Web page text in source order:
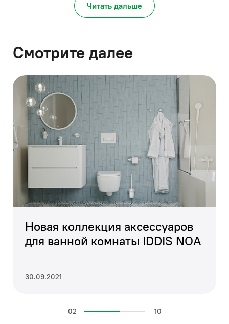
Читать дальше
Смотрите далее
Новая коллекция аксессуаров
для ванной комнаты IDDIS NOA
30.09.2021
02 10